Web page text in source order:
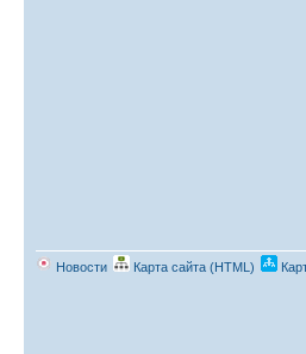
Новости Карта сайта (HTML)